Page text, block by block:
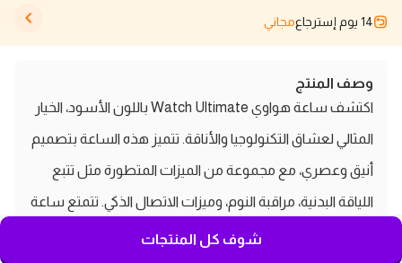
14 يوم إسترجاع مجاني
وصف المنتج
اكتشف ساعة هواوي Watch Ultimate باللون الأسود، الخيار
المثالي لعشاق التكنولوجيا والأناقة. تتميز هذه الساعة بتصميم
أنيق وعصري، مع مجموعة من الميزات المتطورة مثل تتبع
اللياقة البدنية، مراقبة النوم، وميزات الاتصال الذكي. تتمتع ساعة
هواوي Watch Ultimate ببطارية طويلة الأمد وشاشة عالية
شوف كل المنتجات